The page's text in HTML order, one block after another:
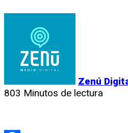
Zenú
803 Minutos de lectura